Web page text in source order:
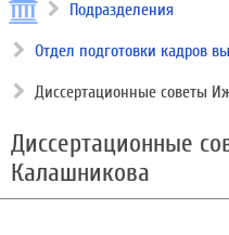
Подразделения
Отдел подготовки кадров
Диссертационные советы
Диссертационные
Калашникова